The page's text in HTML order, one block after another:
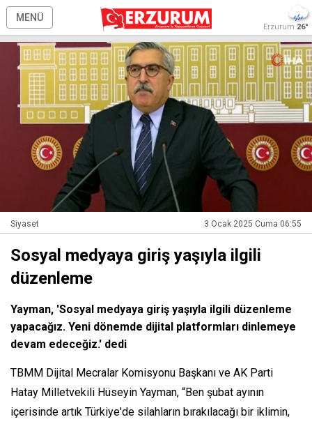
MENÜ
Erzurum 26°
Siyaset 3 Ocak 2025 Cuma 06:55
Sosyal medyaya giriş yaşıyla ilgili
düzenleme
Yayman, 'Sosyal medyaya giriş yaşıyla ilgili düzenleme
yapacağız. Yeni dönemde dijital platformları dinlemeye
devam edeceğiz.' dedi
TBMM Dijital Mecralar Komisyonu Başkanı ve AK Parti
Hatay Milletvekili Hüseyin Yayman, “Ben şubat ayının
içerisinde artık Türkiye'de silahların bırakılacağı bir iklimin,